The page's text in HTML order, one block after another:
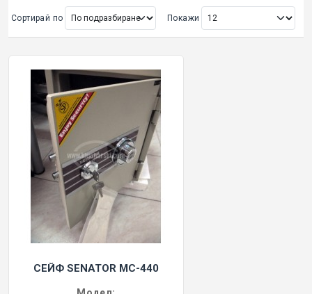
ОРИГИНАЛНИ АВТОКЛЮЧОВЕ
Покажи всички
КУТИЙКИ И АВТОКЛЮЧОВЕ
АВТОКЛЮЧАЛКИ И ЧАСТИ
ЕМУЛАТОРИ
МАСЛА, ХИМИЯ И СПРЕЙОВЕ VOULIS
ЧАСТИ ЗА АВТОКЛЮЧОВЕ
КУТИЙКИ ЗА АЛАРМИ
Сортирай по Покажи
СЕЙФ SENATOR MC-440